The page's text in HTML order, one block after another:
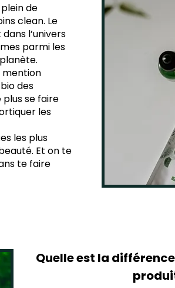
de
clean. Le
l’univers
parmi les
mention
des
se faire
les
les plus
Et on te
te faire
Quelle est la